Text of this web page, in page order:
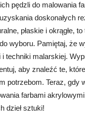
pędzli do malowania
doskonałych
płaskie i okrągłe,
wyboru. Pamiętaj, że
i techniki malarskiej.
aby znaleźć te,
potrzebom. Teraz, gdy
farbami
dzieł sztuki!